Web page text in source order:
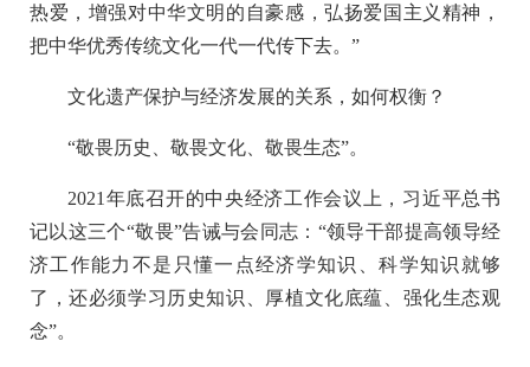
热爱，增强对中华文明的自豪感，弘扬爱国主义精神，
把中华优秀传统文化一代一代传下去。”
文化遗产保护与经济发展的关系，如何权衡？
“敬畏历史、敬畏文化、敬畏生态”。
2021年底召开的中央经济工作会议上，习近平总书
记以这三个“敬畏”告诫与会同志：“领导干部提高领导经
济工作能力不是只懂一点经济学知识、科学知识就够
了，还必须学习历史知识、厚植文化底蕴、强化生态观
念”。